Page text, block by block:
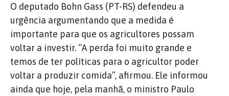
O deputado Bohn Gass (PT-RS) defendeu a
urgência argumentando que a medida é
importante para que os agricultores possam
voltar a investir. “A perda foi muito grande e
temos de ter políticas para o agricultor poder
voltar a produzir comida”, afirmou. Ele informou
ainda que hoje, pela manhã, o ministro Paulo